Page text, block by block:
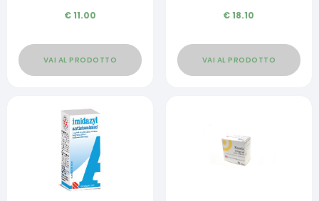
€11.00
VAI AL PRODOTTO
€18.10
VAI AL PRODOTTO